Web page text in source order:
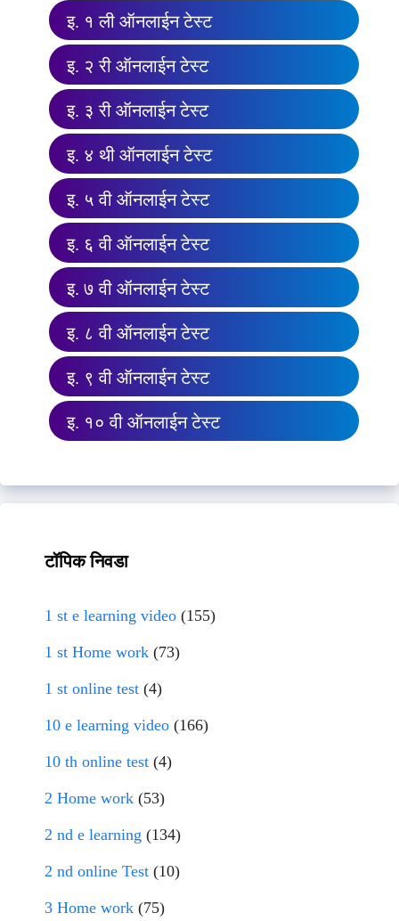
इ. १ ली ऑनलाईन टेस्ट
इ. २ री ऑनलाईन टेस्ट
इ. ३ री ऑनलाईन टेस्ट
इ. ४ थी ऑनलाईन टेस्ट
इ. ५ वी ऑनलाईन टेस्ट
इ. ६ वी ऑनलाईन टेस्ट
इ. ७ वी ऑनलाईन टेस्ट
इ. ८ वी ऑनलाईन टेस्ट
इ. ९ वी ऑनलाईन टेस्ट
इ. १० वी ऑनलाईन टेस्ट
टॉपिक निवडा
1 st e learning video (155)
1 st Home work (73)
1 st online test (4)
10 e learning video (166)
10 th online test (4)
2 Home work (53)
2 nd e learning (134)
2 nd online Test (10)
3 Home work (75)